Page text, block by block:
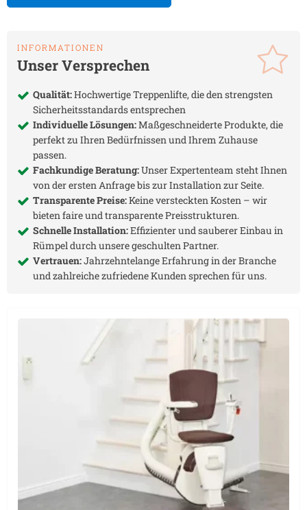
INFORMATIONEN
Unser Versprechen
Qualität:Hochwertige Treppenlifte, die den strengsten
Sicherheitsstandards entsprechen
Individuelle Lösungen:Maßgeschneiderte Produkte, die
perfekt zu Ihren Bedürfnissen und Ihrem Zuhause
passen.
Fachkundige Beratung:Unser Expertenteam steht Ihnen
von der ersten Anfrage bis zur Installation zur Seite.
Transparente Preise:Keine versteckten Kosten – wir
bieten faire und transparente Preisstrukturen.
Schnelle Installation:Effizienter und sauberer Einbau in
Rümpeldurch unsere geschulten Partner.
Vertrauen:Jahrzehntelange Erfahrung in der Branche
und zahlreiche zufriedene Kunden sprechen für uns.